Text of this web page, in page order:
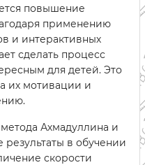
повышение
применению
и интерактивных
сделать процесс
для детей. Это
их мотивации и
Ахмадуллина и
в обучении
скорости